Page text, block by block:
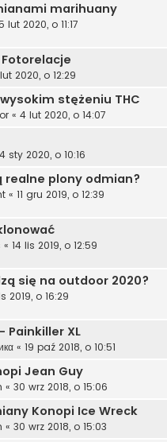
marihuany
lut 2020, o 11:17
2020, o 12:29
stężeniu THC
« 4 lut 2020, o 14:07
sty 2020, o 10:16
realne plony odmian?
« 11 gru 2019, o 12:39
« 14 lis 2019, o 12:59
się na outdoor 2020?
2019, o 16:29
Painkiller XL
« 19 paź 2018, o 10:51
Jean Guy
« 30 wrz 2018, o 15:06
Konopi Ice Wreck
« 30 wrz 2018, o 15:03